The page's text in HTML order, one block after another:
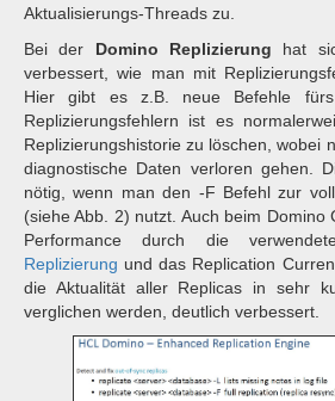
Aktualisierungs-Threads zu.
Bei der Domino Replizierung hat
verbessert, wie man mit
Hier gibt es z.B. neue Befehle fürs
Replizierungsfehlern ist es
Replizierungshistorie zu löschen, wobei
diagnostische Daten verloren gehen.
nötig, wenn man den -F Befehl zur
(siehe Abb. 2) nutzt. Auch beim Domino
Performance durch die
Replizierung und das Replication
die Aktualität aller Replicas in sehr
verglichen werden, deutlich verbessert.